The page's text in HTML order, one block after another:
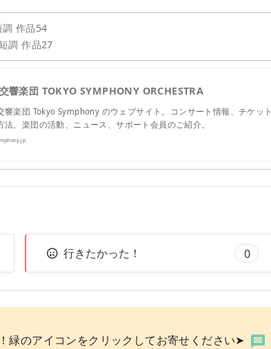
調 作品54
短調 作品27
響楽団 TOKYO SYMPHONY ORCHESTRA
響楽団 Tokyo Symphony のウェブサイト。コンサート情報、チケット
法、楽団の活動、ニュース、サポート会員のご紹介。
行きたかった！ 0
緑のアイコンをクリックしてお寄せください➤